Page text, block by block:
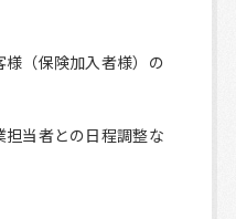
（保険加入者様）の
担当者との日程調整な